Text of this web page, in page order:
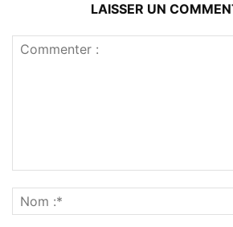
LAISSER UN